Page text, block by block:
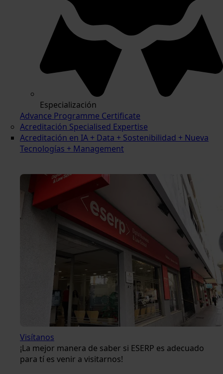
Especialización
Advance Programme Certificate
Acreditación Specialised Expertise
Acreditación en IA + Data + Sostenibilidad + Nueva
Tecnologías + Management
Visítanos
¡La mejor manera de saber si ESERP es adecuado
para tí es venir a visitarnos!